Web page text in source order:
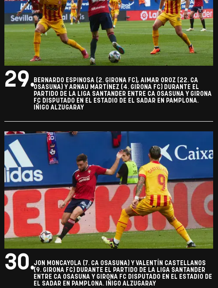
29.BERNARDO ESPINOSA (2. GIRONA FC), AIMAR OROZ (22. CA
OSASUNA) Y ARNAU MARTÍNEZ (4. GIRONA FC) DURANTE EL
PARTIDO DE LA LIGA SANTANDER ENTRE CA OSASUNA Y GIRONA
FC DISPUTADO EN EL ESTADIO DE EL SADAR EN PAMPLONA.
IÑIGO ALZUGARAY
30.JON MONCAYOLA (7. CA OSASUNA) Y VALENTÍN CASTELLANOS
(9. GIRONA FC) DURANTE EL PARTIDO DE LA LIGA SANTANDER
ENTRE CA OSASUNA Y GIRONA FC DISPUTADO EN EL ESTADIO DE
EL SADAR EN PAMPLONA. IÑIGO ALZUGARAY